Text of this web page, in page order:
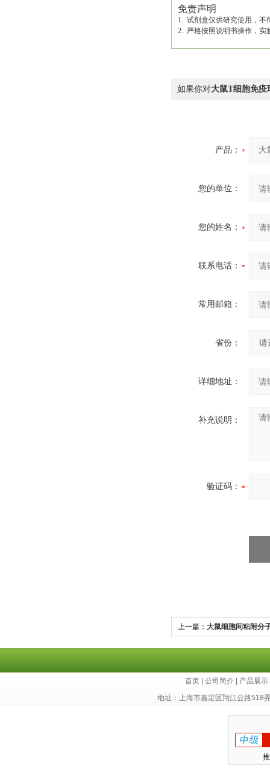
免责声明
1. 试剂盒仅供研究使用，不
2. 严格按照说明书操作，实
如果你对大鼠T细胞免疫
产品：
您的单位：
您的姓名：
联系电话：
常用邮箱：
省份：
详细地址：
补充说明：
验证码：
上一篇： 大鼠细胞间粘附分
首页 公司简介 产品展示
地址：上海市嘉定区翔江公路518